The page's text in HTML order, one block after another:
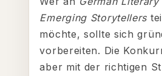
Emerging Storytellers
möchte, sollte sich
vorbereiten. Die
aber mit der richtigen